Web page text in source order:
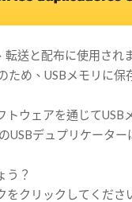
送と配布に使用さ
め、USBメモリに
ウェアを通じて
デュプリケータ
う？
をクリックしてくだ